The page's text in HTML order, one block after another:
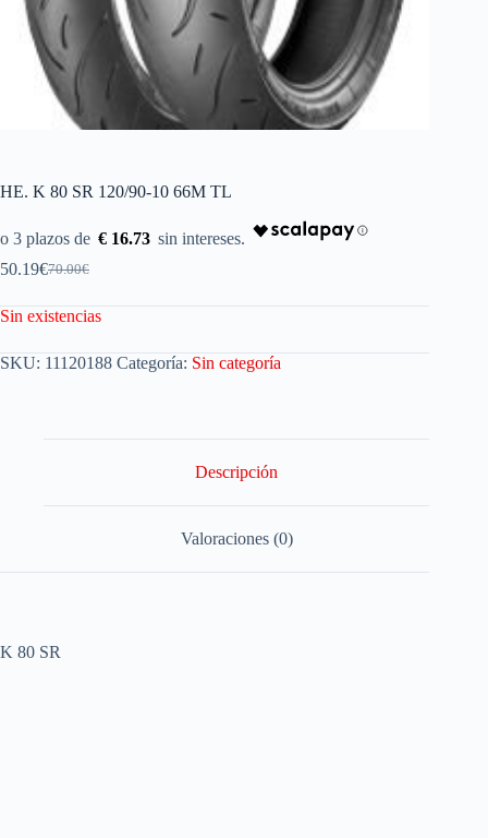
HE. K 80 SR 120/90-10 66M TL
€ 16.73
70.00€
50.19€
Sin existencias
SKU: 11120188 Categoría: Sin categoría
Descripción
Valoraciones (0)
K 80 SR